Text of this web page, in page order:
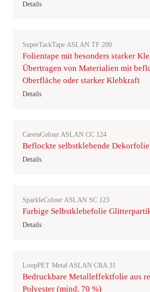
Details
SuperTackTape ASLAN TF 200
Folientape mit besonders starker
Übertragen von Materialien mit
Oberfläche oder starker Klebkraft
Details
CaressColour ASLAN CC 124
Beflockte selbstklebende
Details
SparkleColour ASLAN SC 123
Farbige Selbstklebefolie
Details
LoopPET Metal ASLAN CRA 31
Bedruckbare Metalleffektfolie aus
Polyester (mind. 70 %)